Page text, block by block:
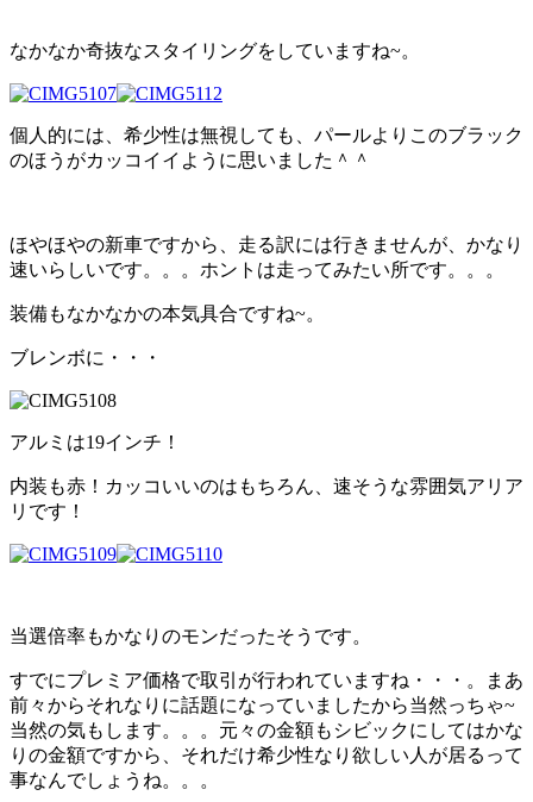
なかなか奇抜なスタイリングをしていますね~。
個人的には、希少性は無視しても、パールよりこのブラック
のほうがカッコイイように思いました＾＾
ほやほやの新車ですから、走る訳には行きませんが、かなり
速いらしいです。。。ホントは走ってみたい所です。。。
装備もなかなかの本気具合ですね~。
ブレンボに・・・
アルミは19インチ！
内装も赤！カッコいいのはもちろん、速そうな雰囲気アリア
リです！
当選倍率もかなりのモンだったそうです。
すでにプレミア価格で取引が行われていますね・・・。まあ
前々からそれなりに話題になっていましたから当然っちゃ~
当然の気もします。。。元々の金額もシビックにしてはかな
りの金額ですから、それだけ希少性なり欲しい人が居るって
事なんでしょうね。。。